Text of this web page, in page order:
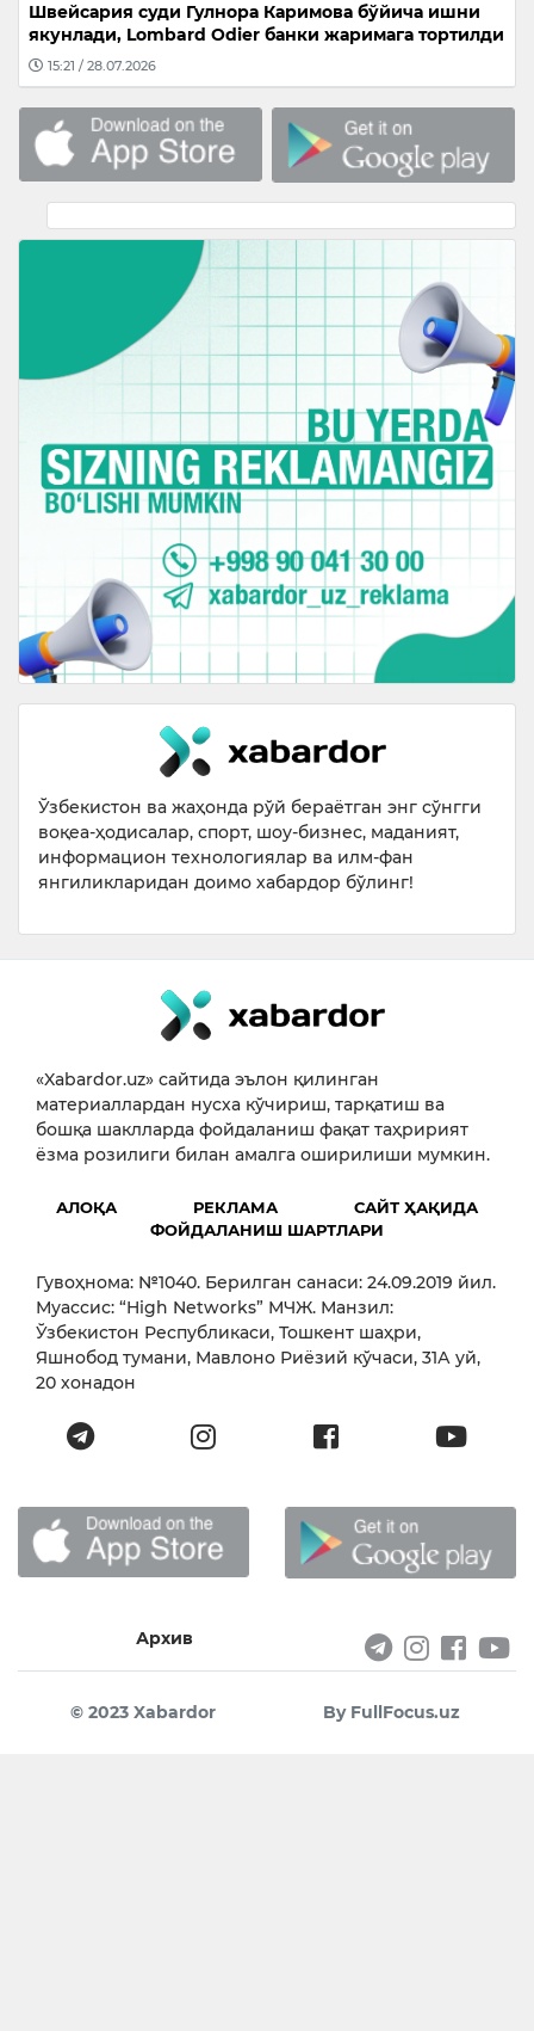
Швейсария суди Гулнора Каримова бўйича ишни
якунлади, Lombard Odier банки жаримага тортилди
15:21 / 28.07.2026
Ўзбекистон ва жаҳонда рўй бераётган энг сўнгги
воқеа-ҳодисалар, спорт, шоу-бизнес, маданият,
информацион технологиялар ва илм-фан
янгиликларидан доимо хабардор бўлинг!
«Xabardor.uz» сайтида эълон қилинган
материаллардан нусха кўчириш, тарқатиш ва
бошқа шаклларда фойдаланиш фақат таҳририят
ёзма розилиги билан амалга оширилиши мумкин.
АЛОҚА РЕКЛАМА
САЙТ ҲАҚИДА
ФОЙДАЛАНИШ ШАРТЛАРИ
Гувоҳнома: №1040. Берилган санаси: 24.09.2019 йил.
Муассис: “High Networks” МЧЖ. Манзил:
Ўзбекистон Республикаси, Тошкент шаҳри,
Яшнобод тумани, Мавлоно Риёзий кўчаси, 31А уй,
20 хонадон
Архив
© 2023 Xabardor By FullFocus.uz